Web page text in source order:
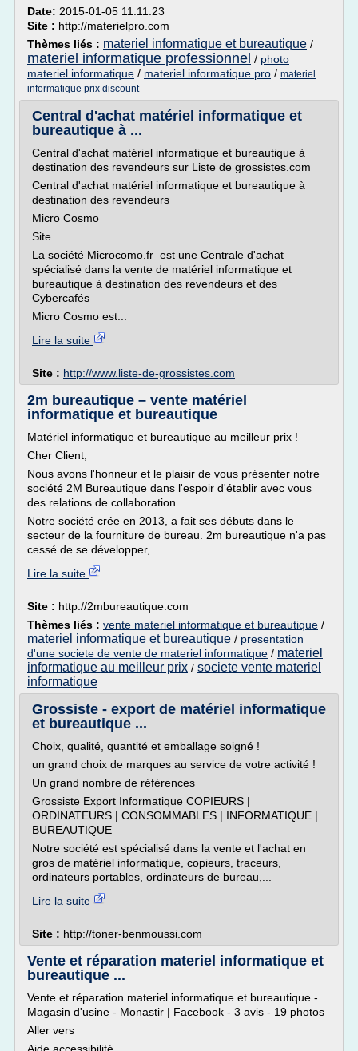
Date: 2015-01-05 11:11:23
Site : http://materielpro.com
Thèmes liés : materiel informatique et bureautique /
materiel informatique professionnel / photo
materiel informatique / materiel informatique pro / materiel
informatique prix discount
Central d'achat matériel informatique et
bureautique à ...
Central d'achat matériel informatique et bureautique à
destination des revendeurs sur Liste de grossistes.com
Central d'achat matériel informatique et bureautique à
destination des revendeurs
Micro Cosmo
Site
La société Microcomo.fr est une Centrale d'achat
spécialisé dans la vente de matériel informatique et
bureautique à destination des revendeurs et des
Cybercafés
Micro Cosmo est...
Lire la suite
Site : http://www.liste-de-grossistes.com
2m bureautique – vente matériel
informatique et bureautique
Matériel informatique et bureautique au meilleur prix !
Cher Client,
Nous avons l'honneur et le plaisir de vous présenter notre
société 2M Bureautique dans l'espoir d'établir avec vous
des relations de collaboration.
Notre société crée en 2013, a fait ses débuts dans le
secteur de la fourniture de bureau. 2m bureautique n'a pas
cessé de se développer,...
Lire la suite
Site : http://2mbureautique.com
Thèmes liés : vente materiel informatique et bureautique /
materiel informatique et bureautique / presentation
d'une societe de vente de materiel informatique / materiel
informatique au meilleur prix / societe vente materiel
informatique
Grossiste - export de matériel informatique
et bureautique ...
Choix, qualité, quantité et emballage soigné !
un grand choix de marques au service de votre activité !
Un grand nombre de références
Grossiste Export Informatique COPIEURS |
ORDINATEURS | CONSOMMABLES | INFORMATIQUE |
BUREAUTIQUE
Notre société est spécialisé dans la vente et l'achat en
gros de matériel informatique, copieurs, traceurs,
ordinateurs portables, ordinateurs de bureau,...
Lire la suite
Site : http://toner-benmoussi.com
Vente et réparation materiel informatique et
bureautique ...
Vente et réparation materiel informatique et bureautique -
Magasin d'usine - Monastir | Facebook - 3 avis - 19 photos
Aller vers